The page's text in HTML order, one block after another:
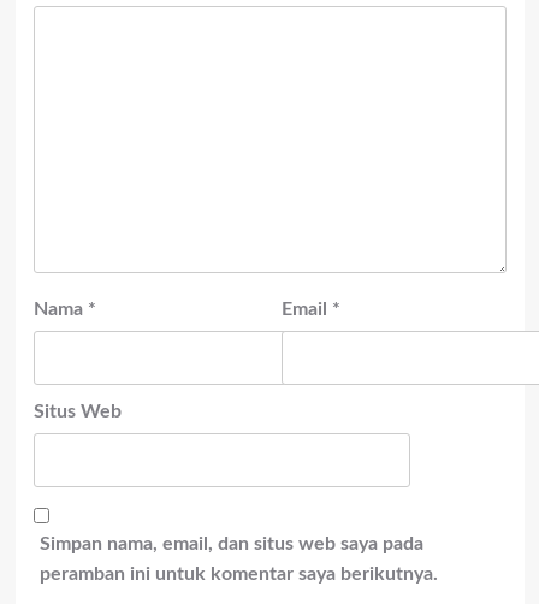
Nama * Email *
Situs Web
Simpan nama, email, dan situs web saya pada
peramban ini untuk komentar saya berikutnya.